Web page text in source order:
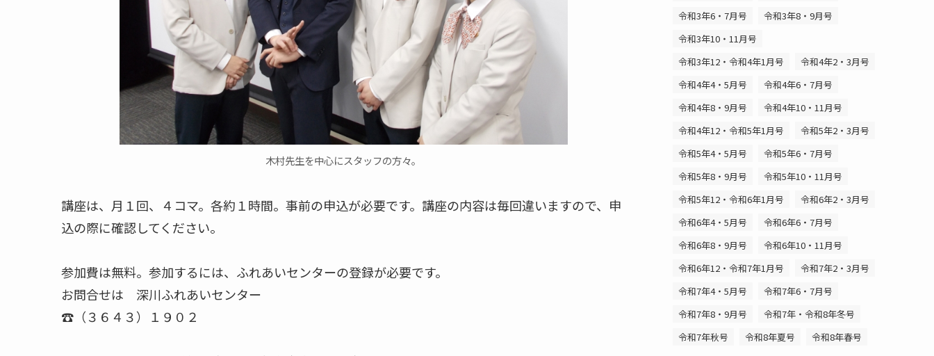
木村先生を中心にスタッフの方々。
講座は、月１回、４コマ。各約１時間。事前の申込が必要です。講座の内容は毎回違いますので、申
込の際に確認してください。
参加費は無料。参加するには、ふれあいセンターの登録が必要です。
お問合せは 深川ふれあいセンター
☎（３６４３）１９０２
令和3年6・7月号
令和3年8・9月号
令和3年10・11月号
令和3年12・令和4年1月号
令和4年2・3月号
令和4年4・5月号
令和4年6・7月号
令和4年8・9月号
令和4年10・11月号
令和4年12・令和5年1月号
令和5年2・3月号
令和5年4・5月号
令和5年6・7月号
令和5年8・9月号
令和5年10・11月号
令和5年12・令和6年1月号
令和6年2・3月号
令和6年4・5月号
令和6年6・7月号
令和6年8・9月号
令和6年10・11月号
令和6年12・令和7年1月号
令和7年2・3月号
令和7年4・5月号
令和7年6・7月号
令和7年8・9月号
令和7年・令和8年冬号
令和7年秋号
令和8年夏号 令和8年春号